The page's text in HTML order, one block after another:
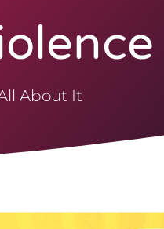
About It